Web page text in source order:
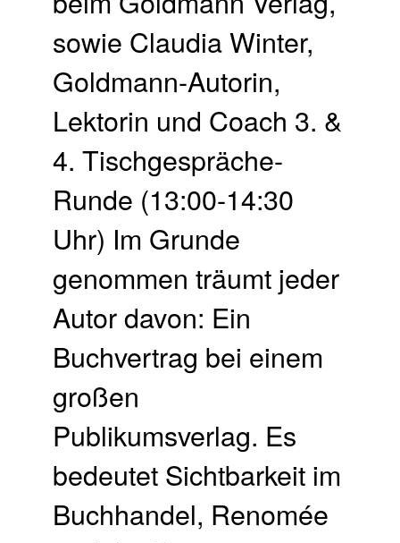
sowie Claudia Winter,
Goldmann-Autorin,
Lektorin und Coach 3. &
4. Tischgespräche-
Runde (13:00-14:30
Uhr) Im Grunde
genommen träumt jeder
Autor davon: Ein
Buchvertrag bei einem
großen
Publikumsverlag. Es
bedeutet Sichtbarkeit im
Buchhandel, Renomée